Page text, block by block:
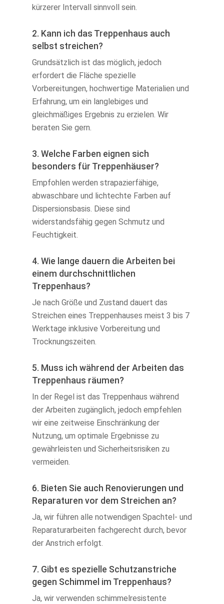
kürzerer Intervall sinnvoll sein.
2. Kann ich das Treppenhaus auch
selbst streichen?
Grundsätzlich ist das möglich, jedoch
erfordert die Fläche spezielle
Vorbereitungen, hochwertige Materialien und
Erfahrung, um ein langlebiges und
gleichmäßiges Ergebnis zu erzielen. Wir
beraten Sie gern.
3. Welche Farben eignen sich
besonders für Treppenhäuser?
Empfohlen werden strapazierfähige,
abwaschbare und lichtechte Farben auf
Dispersionsbasis. Diese sind
widerstandsfähig gegen Schmutz und
Feuchtigkeit.
4. Wie lange dauern die Arbeiten bei
einem durchschnittlichen
Treppenhaus?
Je nach Größe und Zustand dauert das
Streichen eines Treppenhauses meist 3 bis 7
Werktage inklusive Vorbereitung und
Trocknungszeiten.
5. Muss ich während der Arbeiten das
Treppenhaus räumen?
In der Regel ist das Treppenhaus während
der Arbeiten zugänglich, jedoch empfehlen
wir eine zeitweise Einschränkung der
Nutzung, um optimale Ergebnisse zu
gewährleisten und Sicherheitsrisiken zu
vermeiden.
6. Bieten Sie auch Renovierungen und
Reparaturen vor dem Streichen an?
Ja, wir führen alle notwendigen Spachtel- und
Reparaturarbeiten fachgerecht durch, bevor
der Anstrich erfolgt.
7. Gibt es spezielle Schutzanstriche
gegen Schimmel im Treppenhaus?
Ja, wir verwenden schimmelresistente